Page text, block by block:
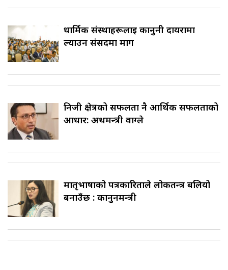
धार्मिक संस्थाहरूलाई कानुनी दायरामा
ल्याउन संसदमा माग
निजी क्षेत्रको सफलता नै आर्थिक सफलताको
आधार: अर्थमन्त्री वाग्ले
मातृभाषाको पत्रकारिताले लोकतन्त्र बलियो
बनाउँछ : कानुनमन्त्री